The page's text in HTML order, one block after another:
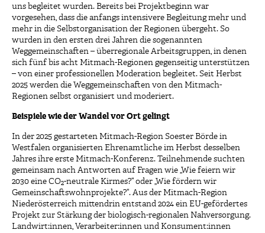
uns begleitet wurden. Bereits bei Projektbeginn war
vorgesehen, dass die anfangs intensivere Begleitung mehr und
mehr in die Selbstorganisation der Regionen übergeht. So
wurden in den ersten drei Jahren die sogenannten
Weggemeinschaften – überregionale Arbeitsgruppen, in denen
sich fünf bis acht Mitmach-Regionen gegenseitig unterstützen
– von einer professionellen Moderation begleitet. Seit Herbst
2025 werden die Weggemeinschaften von den Mitmach-
Regionen selbst organisiert und moderiert.
Beispiele wie der Wandel vor Ort gelingt
In der 2025 gestarteten Mitmach-Region Soester Börde in
Westfalen organisierten Ehrenamtliche im Herbst desselben
Jahres ihre erste Mitmach-Konferenz. Teilnehmende suchten
gemeinsam nach Antworten auf Fragen wie „Wie feiern wir
2030 eine CO2-neutrale Kirmes?“ oder „Wie fördern wir
Gemeinschaftswohnprojekte?“. Aus der Mitmach-Region
Niederösterreich mittendrin entstand 2024 ein EU-gefördertes
Projekt zur Stärkung der biologisch-regionalen Nahversorgung.
Landwirt:innen, Verarbeiter:innen und Konsument:innen